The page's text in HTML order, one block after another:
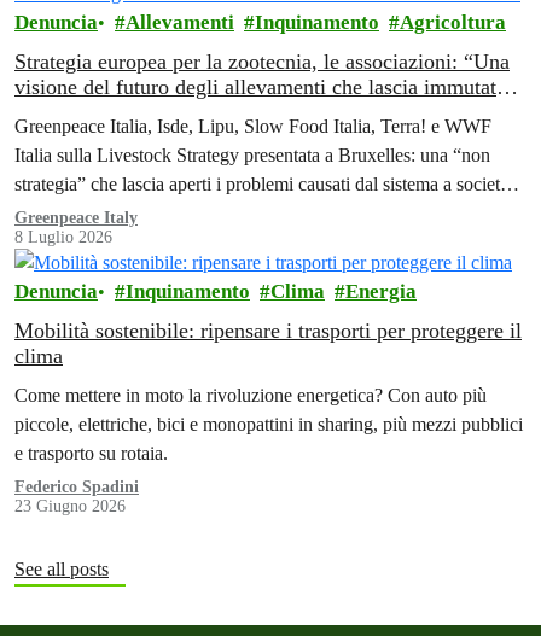
Denuncia Allevamenti Inquinamento Agricoltura
Strategia europea per la zootecnia, le associazioni: “Una
visione del futuro degli allevamenti che lascia immutato il
Greenpeace Italia, Isde, Lipu, Slow Food Italia, Terra! e WWF
Italia sulla Livestock Strategy presentata a Bruxelles: una “non
strategia” che lascia aperti i problemi causati dal sistema a società,
ambiente e salute.
Greenpeace Italy
8 Luglio 2026
Denuncia Inquinamento Clima Energia
Mobilità sostenibile: ripensare i trasporti per proteggere il
clima
Come mettere in moto la rivoluzione energetica? Con auto più
piccole, elettriche, bici e monopattini in sharing, più mezzi pubblici
e trasporto su rotaia.
Federico Spadini
23 Giugno 2026
See all posts